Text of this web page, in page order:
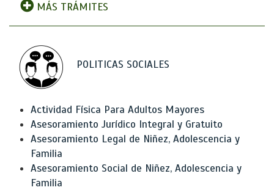
MÁS TRÁMITES
POLITICAS SOCIALES
Actividad Física Para Adultos Mayores
Asesoramiento Jurídico Integral y Gratuito
Asesoramiento Legal de Niñez, Adolescencia y
Familia
Asesoramiento Social de Niñez, Adolescencia y
Familia